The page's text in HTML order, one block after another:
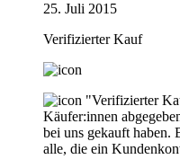
25. Juli 2015
Verifizierter Kauf
"Verifizierter
Käufer:innen
bei uns gekauft haben.
alle, die ein